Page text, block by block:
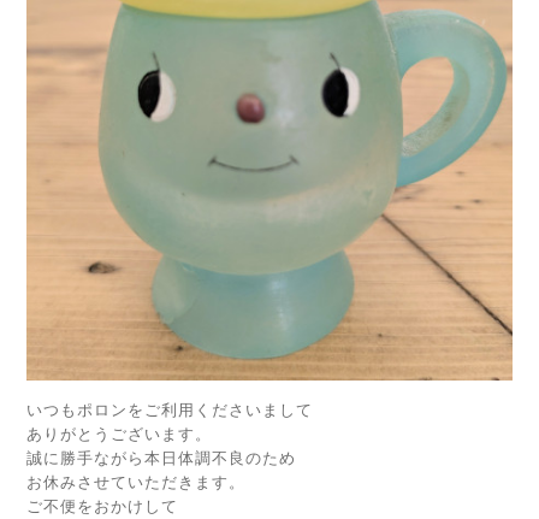
いつもポロンをご利用くださいまして
ありがとうございます。
誠に勝手ながら本日体調不良のため
お休みさせていただきます。
ご不便をおかけして